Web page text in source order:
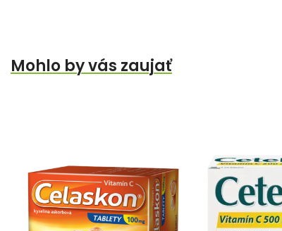
Mohlo by vás zaujať